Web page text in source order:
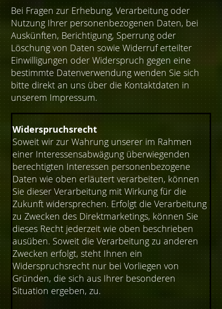
Bei Fragen zur Erhebung, Verarbeitung oder
Nutzung Ihrer personenbezogenen Daten, bei
Auskünften, Berichtigung, Sperrung oder
Löschung von Daten sowie Widerruf erteilter
Einwilligungen oder Widerspruch gegen eine
bestimmte Datenverwendung wenden Sie sich
bitte direkt an uns über die Kontaktdaten in
unserem Impressum.
Widerspruchsrecht
Soweit wir zur Wahrung unserer im Rahmen
einer Interessensabwägung überwiegenden
berechtigten Interessen personenbezogene
Daten wie oben erläutert verarbeiten, können
Sie dieser Verarbeitung mit Wirkung für die
Zukunft widersprechen. Erfolgt die Verarbeitung
zu Zwecken des Direktmarketings, können Sie
dieses Recht jederzeit wie oben beschrieben
ausüben. Soweit die Verarbeitung zu anderen
Zwecken erfolgt, steht Ihnen ein
Widerspruchsrecht nur bei Vorliegen von
Gründen, die sich aus Ihrer besonderen
Situation ergeben, zu.